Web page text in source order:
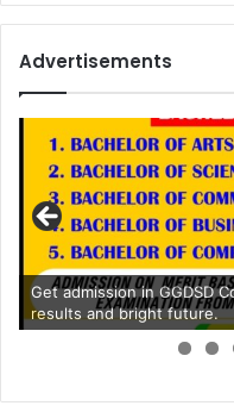
Advertisements
Get admission in GGDSD
results and bright future.